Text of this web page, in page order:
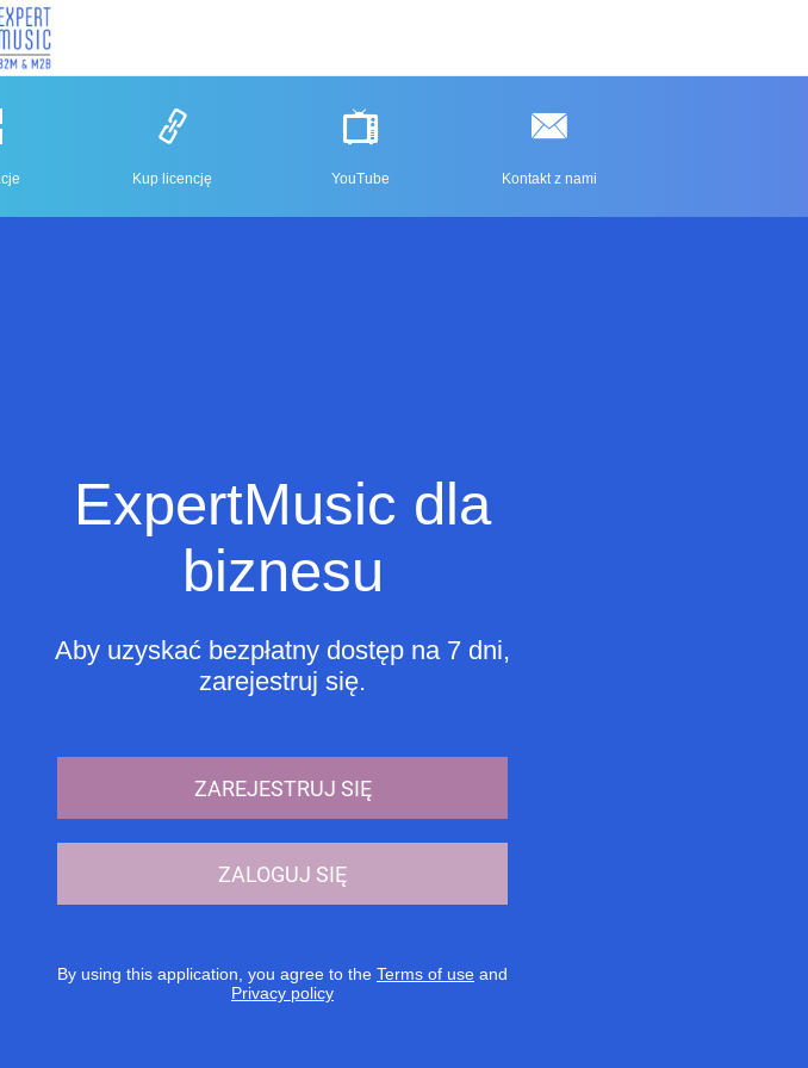
Kup licencję YouTube Kontakt z nami
ExpertMusic dla
biznesu
Aby uzyskać bezpłatny dostęp na 7 dni,
zarejestruj się.
ZAREJESTRUJ SIĘ
ZALOGUJ SIĘ
By using this application, you agree to the Terms of use and
Privacy policy